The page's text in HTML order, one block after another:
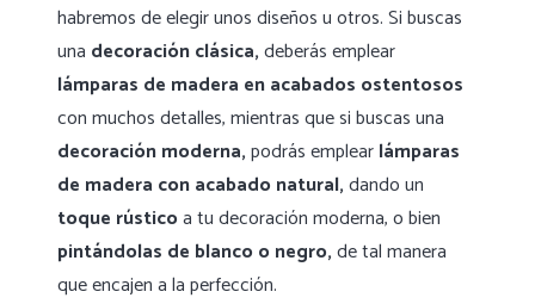
habremos de elegir unos diseños u otros. Si buscas
una decoración clásica,deberás emplear
lámparas de madera en acabados ostentosos
con muchos detalles, mientras que si buscas una
decoración moderna,podrás emplearlámparas
de madera con acabado natural,dando un
toque rústicoa tu decoración moderna, o bien
pintándolas de blanco o negro,de tal manera
que encajen a la perfección.